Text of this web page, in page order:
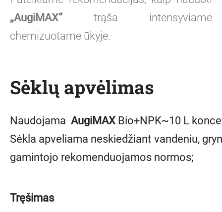
„AugiMAX“ trąša intensyviame
chemizuotame ūkyje.
Sėklų apvėlimas
Naudojama AugiMAX Bio+NPK~10 L
Sėkla apveliama neskiedžiant vandeniu,
gamintojo rekomenduojamos normos;
Tręšimas